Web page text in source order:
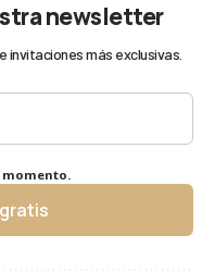
newsletter
invitaciones más exclusivas.
momento.